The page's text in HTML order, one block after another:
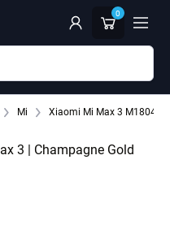
0
Mi Xiaomi Mi Max 3